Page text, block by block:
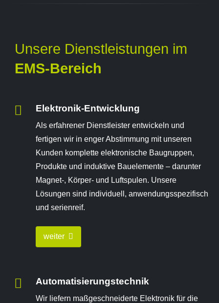
Unsere Dienstleistungen im
EMS-Bereich
Elektronik-Entwicklung
Als erfahrener Dienstleister entwickeln und
fertigen wir in enger Abstimmung mit unseren
Kunden komplette elektronische Baugruppen,
Produkte und induktive Bauelemente – darunter
Magnet-, Körper- und Luftspulen. Unsere
Lösungen sind individuell, anwendungsspezifisch
und serienreif.
weiter
Automatisierungstechnik
Wir liefern maßgeschneiderte Elektronik für die